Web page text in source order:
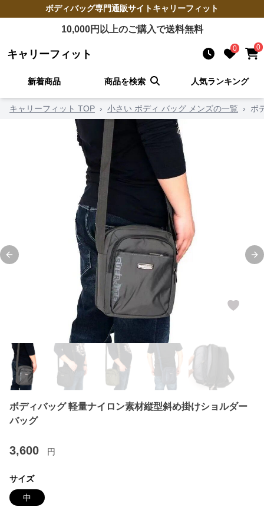
ボディバッグ専門通販サイトキャリーフィット
10,000円以上のご購入で送料無料
キャリーフィット 0 0
新着商品 商品を検索 人気ランキング
キャリーフィット TOP › 小さい ボディ バッグ メンズの一覧 › ボ
Previous slide
ボディバッグ 軽量ナイロン素材縦型斜め掛けショルダー
バッグ
3,600 円
サイズ
中